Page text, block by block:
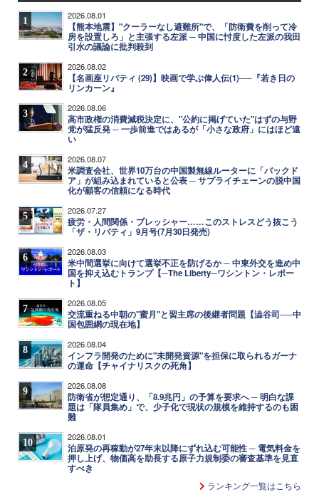
1 2026.08.01
【熊本地震】"クーラーなし避難所"で、「防衛費を削って冷
房を設置しろ」と主張する左派 ─ 中国に忖度した左派の我田
引水の議論に批判殺到
2 2026.08.02
【名画座リバティ (29)】映画で学ぶ偉人伝(1)──『若き日の
リンカーン』
3 2026.08.06
高市政権の消費減税決定に、"公約に掲げていた"はずの与野
党が猛反発 ─ 一歩前進ではあるが「小さな政府」にはほど遠
い
4 2026.08.07
米調査会社、世界10万台の中国製無線ルーターに「バックド
ア」が組み込まれていると公表 ─ サプライチェーンの脱中国
化が顧客の信頼になる時代
5 2026.07.27
疲労・人間関係・プレッシャー……このストレスどう抜こう
「ザ・リバティ」9月号(7月30日発売)
6 2026.08.03
米中間選挙に向けて選挙不正を防げるか ─ 中東外交を進め中
国を抑え込むトランプ【─The Liberty─ワシントン・レポー
ト】
7 2026.08.05
交流重ねる中朝の"蜜月"と習主席の後継者問題【澁谷司──中
国包囲網の現在地】
8 2026.08.04
インフラ開発のために"未開発資源"を担保に取られるガーナ
の運命【チャイナリスクの死角】
9 2026.08.08
防衛省が想定通り、「8.9兆円」の予算を要求へ ─ 明白な課
題は「隊員集め」で、少子化で現状の規模を維持するのも困
難
10 2026.08.01
泊原発の再稼動が27年末以降にずれ込む可能性 ─ 電気料金を
押し上げ、物価高を助長する原子力規制委の審査基準を見直
すべき
ランキング一覧はこちら